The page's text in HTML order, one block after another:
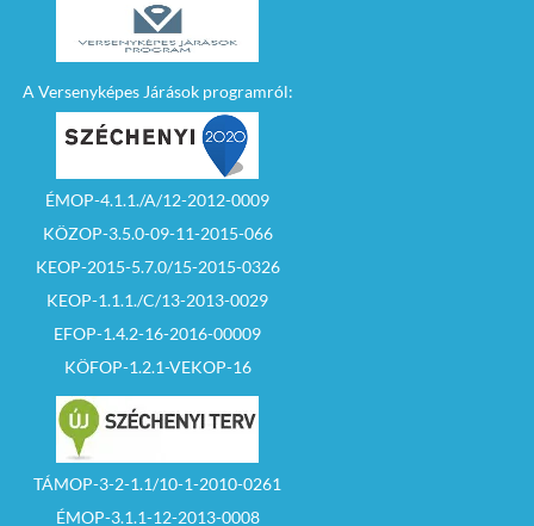
A Versenyképes Járások programról:
ÉMOP-4.1.1./A/12-2012-0009
KÖZOP-3.5.0-09-11-2015-066
KEOP-2015-5.7.0/15-2015-0326
KEOP-1.1.1./C/13-2013-0029
EFOP-1.4.2-16-2016-00009
KÖFOP-1.2.1-VEKOP-16
TÁMOP-3-2-1.1/10-1-2010-0261
ÉMOP-3.1.1-12-2013-0008